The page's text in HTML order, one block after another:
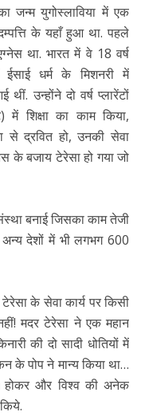
जन्म युगोस्लाविया में एक
के यहाँ हुआ था. पहले
था. भारत में वे 18 वर्ष
धर्म के मिशनरी में
उन्होंने दो वर्ष प्लारेंटों
में शिक्षा का काम किया,
से द्रवित हो, उनकी सेवा
के बजाय टेरेसा हो गया जो
बनाई जिसका काम तेजी
देशों में भी लगभग 600
के सेवा कार्य पर किसी
मदर टेरेसा ने एक महान
की दो सादी धोतियों में
के पोप ने मान्य किया था…
होकर और विश्व की अनेक